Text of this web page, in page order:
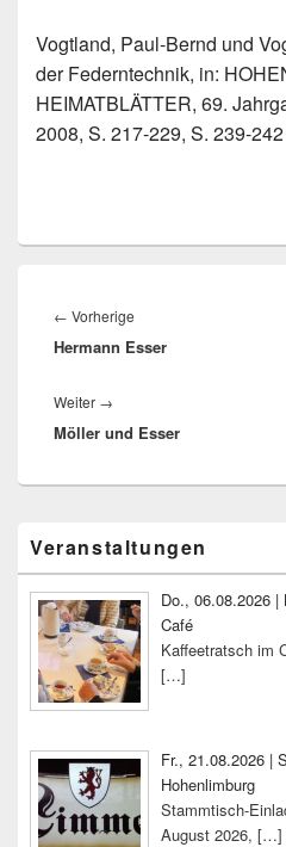
Vogtland, Paul-Bernd und
der Federntechnik, in:
HEIMATBLÄTTER, 69.
2008, S. 217-229, S. 239-
← Vorherige
Beitrag:
Hermann Esser
Weiter →
Beitrag:
Möller und Esser
Seitenleisten-
Widgetbereich
Veranstaltungen
Do., 06.08.2026 |
Café
Kaffeetratsch im
[…]
Fr., 21.08.2026 |
Hohenlimburg
Stammtisch-
August 2026, […]